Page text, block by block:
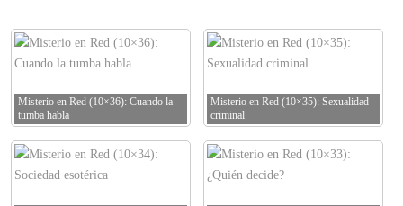
Misterio en Red (10×36): Cuando la
tumba habla
Misterio en Red (10×35): Sexualidad
criminal